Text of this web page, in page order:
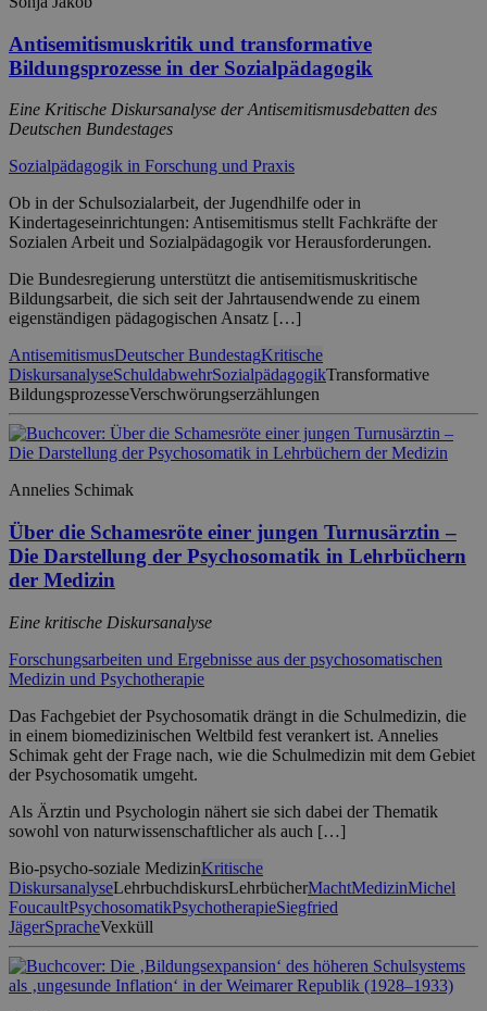
Antisemitismuskritik und transformative
Bildungsprozesse in der Sozialpädagogik
Eine Kritische Diskursanalyse der Antisemitismusdebatten des
Deutschen Bundestages
Sozialpädagogik in Forschung und Praxis
Ob in der Schulsozialarbeit, der Jugendhilfe oder in
Kindertageseinrichtungen: Antisemitismus stellt Fachkräfte der
Sozialen Arbeit und Sozialpädagogik vor Herausforderungen.
Die Bundesregierung unterstützt die antisemitismuskritische
Bildungsarbeit, die sich seit der Jahrtausendwende zu einem
eigenständigen pädagogischen Ansatz […]
AntisemitismusDeutscher BundestagKritische
DiskursanalyseSchuldabwehrSozialpädagogikTransformative
BildungsprozesseVerschwörungserzählungen
Annelies Schimak
Über die Schamesröte einer jungen Turnusärztin –
Die Darstellung der Psychosomatik in Lehrbüchern
der Medizin
Eine kritische Diskursanalyse
Forschungsarbeiten und Ergebnisse aus der psychosomatischen
Medizin und Psychotherapie
Das Fachgebiet der Psychosomatik drängt in die Schulmedizin, die
in einem biomedizinischen Weltbild fest verankert ist. Annelies
Schimak geht der Frage nach, wie die Schulmedizin mit dem Gebiet
der Psychosomatik umgeht.
Als Ärztin und Psychologin nähert sie sich dabei der Thematik
sowohl von naturwissenschaftlicher als auch […]
Bio-psycho-soziale MedizinKritische
DiskursanalyseLehrbuchdiskursLehrbücherMachtMedizinMichel
FoucaultPsychosomatikPsychotherapieSiegfried
JägerSpracheVexküll